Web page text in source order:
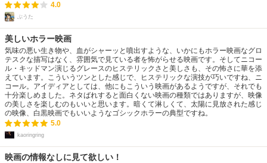
4.0
ぶうた
美しいホラー映画
気味の悪い生き物や、血がシャーッと噴出すような、いかにもホラー映画なグロ
テスクな描写はなく、雰囲気で見ている者を怖がらせる映画です。そしてニコー
ル・キッドマン演じるグレースのヒステリックさと美しさも、その怖さに華を添
えています。こういうツンとした感じで、ヒステリックな演技が巧いですね、ニ
コール。アイディアとしては、他にもこういう映画があるようですが、それでも
十分楽しめました。ネタばれすると面白くない映画の種類ではありますが、映像
の美しさを楽しむのもいいと思います。暗くて淋しくて、太陽に見放された感じ
の映像、白黒映画でもいいようなゴシックホラーの典型ですね。
5.0
kaoringring
映画の情報なしに見て欲しい！